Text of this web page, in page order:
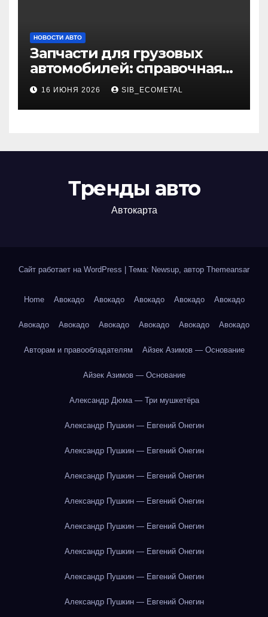
НОВОСТИ АВТО
Запчасти для грузовых
автомобилей: справочная
база по корейским и
японским моделям
16 ИЮНЯ 2026 SIB_ECOMETAL
Тренды авто
Автокарта
Сайт работает на WordPress Тема: Newsup, автор Themeansar
Home Авокадо Авокадо Авокадо Авокадо Авокадо
Авокадо Авокадо Авокадо Авокадо Авокадо Авокадо
Авторам и правообладателям Айзек Азимов — Основание
Айзек Азимов — Основание
Александр Дюма — Три мушкетёра
Александр Пушкин — Евгений Онегин
Александр Пушкин — Евгений Онегин
Александр Пушкин — Евгений Онегин
Александр Пушкин — Евгений Онегин
Александр Пушкин — Евгений Онегин
Александр Пушкин — Евгений Онегин
Александр Пушкин — Евгений Онегин
Александр Пушкин — Евгений Онегин